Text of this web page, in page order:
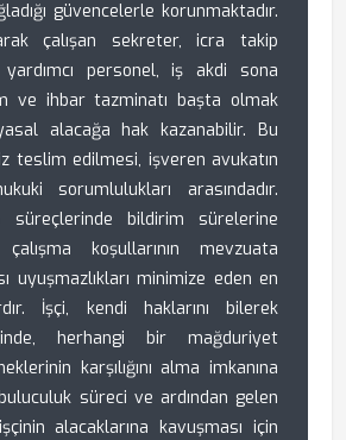
güvencelerle korunmaktadır.
çalışan sekreter, icra takip
personel, iş akdi sona
ve ihbar tazminatı başta olmak
alacağa hak kazanabilir. Bu
teslim edilmesi, işveren avukatın
sorumlulukları arasındadır.
süreçlerinde bildirim sürelerine
koşullarının mevzuata
uyuşmazlıkları minimize eden en
İşçi, kendi haklarını bilerek
herhangi bir mağduriyet
karşılığını alma imkanına
süreci ve ardından gelen
alacaklarına kavuşması için